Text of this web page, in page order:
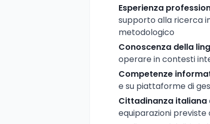
Esperienza
supporto alla ricerca
metodologico
Conoscenza della
operare in contesti
Competenze
e su piattaforme di
Cittadinanza italiana
equiparazioni